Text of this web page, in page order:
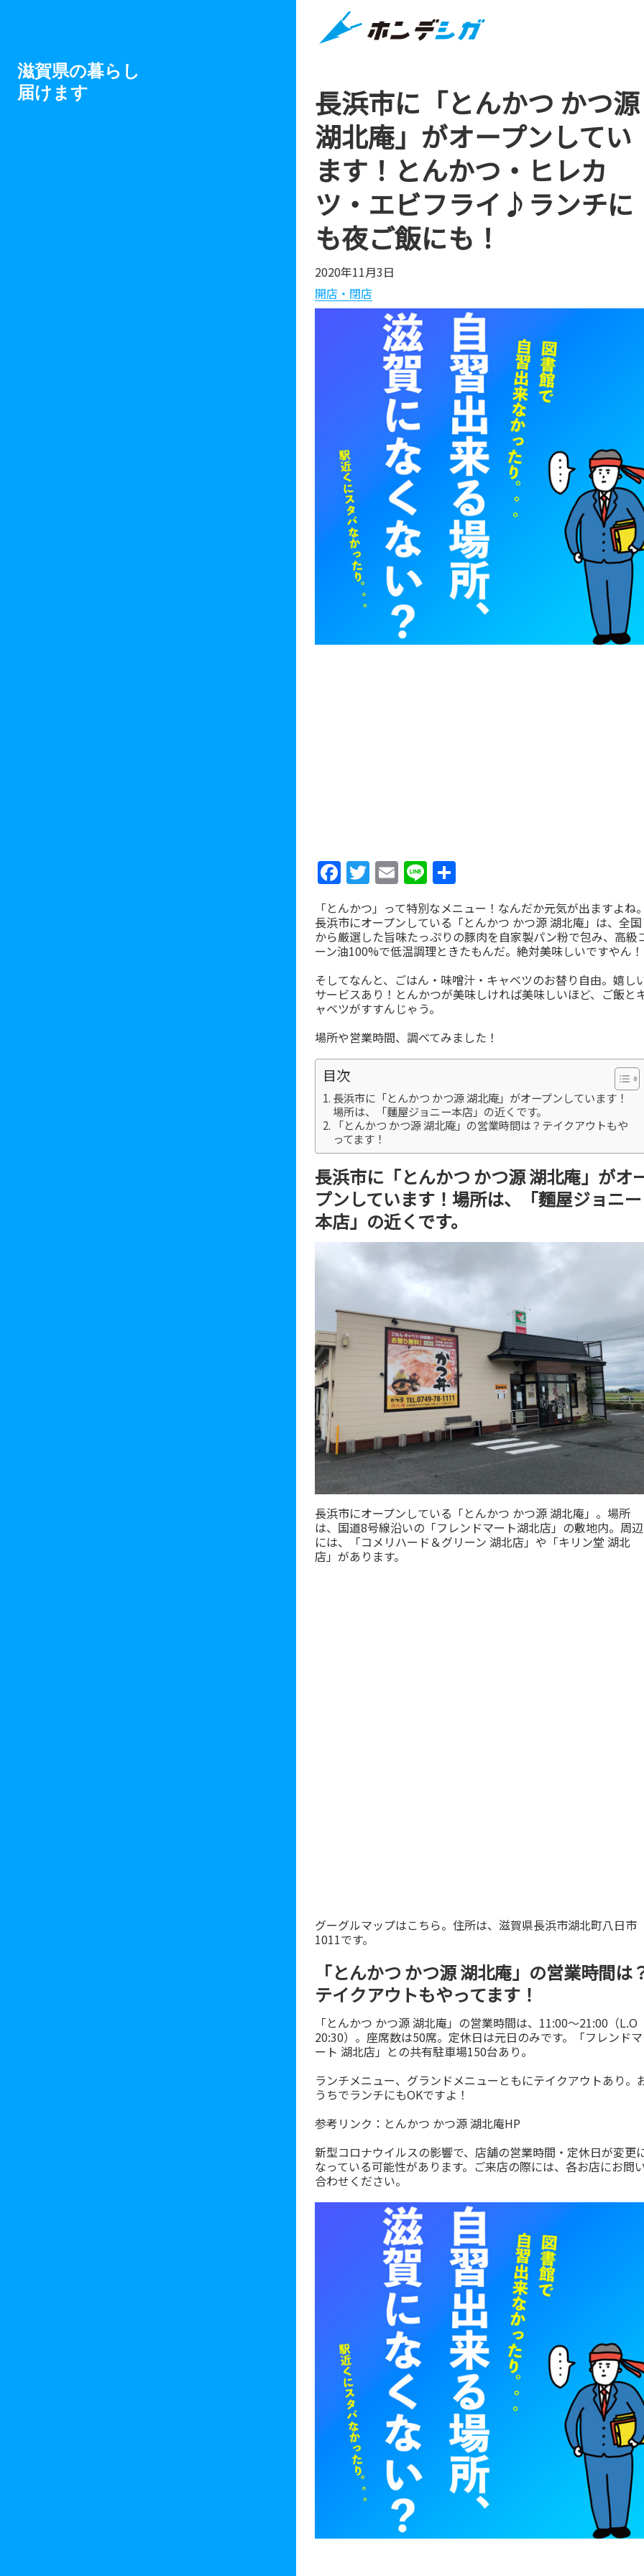
長浜市に「とんかつ かつ源
湖北庵」がオープンしてい
ます！とんかつ・ヒレカ
ツ・エビフライ♪ランチに
も夜ご飯にも！
2020年11月3日
開店・閉店
Facebook
Twitter
Email
Line
有
「とんかつ」って特別なメニュー！なんだか元気が出ますよね
長浜市にオープンしている「とんかつ かつ源 湖北庵」は、全国
から厳選した旨味たっぷりの豚肉を自家製パン粉で包み、高級
ーン油100%で低温調理ときたもんだ。絶対美味しいですやん！
そしてなんと、ごはん・味噌汁・キャベツのお替り自由。嬉し
サービスあり！とんかつが美味しければ美味しいほど、ご飯と
ャベツがすすんじゃう。
場所や営業時間、調べてみました！
目次
長浜市に「とんかつ かつ源 湖北庵」がオープンしています！
場所は、「麵屋ジョニー本店」の近くです。
「とんかつ かつ源 湖北庵」の営業時間は？テイクアウトもや
ってます！
長浜市に「とんかつ かつ源 湖北庵」がオ
プンしています！場所は、「麵屋ジョニー
本店」の近くです。
長浜市にオープンしている「とんかつ かつ源 湖北庵」。場所
は、国道8号線沿いの「フレンドマート湖北店」の敷地内。周辺
には、「コメリハード＆グリーン 湖北店」や「キリン堂 湖北
店」があります。
グーグルマップはこちら。住所は、滋賀県長浜市湖北町八日市
1011です。
「とんかつ かつ源 湖北庵」の営業時間は
テイクアウトもやってます！
「とんかつ かつ源 湖北庵」の営業時間は、11:00～21:00（L.O
20:30）。座席数は50席。定休日は元日のみです。「フレンドマ
ート 湖北店」との共有駐車場150台あり。
ランチメニュー、グランドメニューともにテイクアウトあり。
うちでランチにもOKですよ！
参考リンク： とんかつ かつ源 湖北庵HP
新型コロナウイルスの影響で、店舗の営業時間・定休日が変更
なっている可能性があります。ご来店の際には、各お店にお問
合わせください。
滋賀県の暮らし
届けます